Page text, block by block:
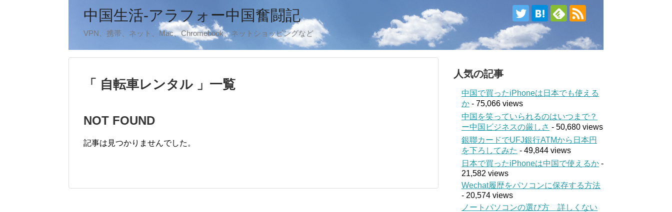
中国生活-アラフォー中国奮闘記
VPN、携帯、ネット、Mac、Chromebook、ネットショッピングなど
「 自転車レンタル 」一覧
NOT FOUND
記事は見つかりませんでした。
人気の記事
中国で買ったiPhoneは日本でも使える
か - 75,066 views
中国を笑っていられるのはいつまで？
ー中国ビジネスの厳しさ - 50,680 views
銀聯カードでUFJ銀行ATMから日本円
を下ろしてみた - 49,844 views
日本で買ったiPhoneは中国で使えるか -
21,582 views
Wechat履歴をパソコンに保存する方法
- 20,574 views
ノートパソコンの選び方 詳しくない